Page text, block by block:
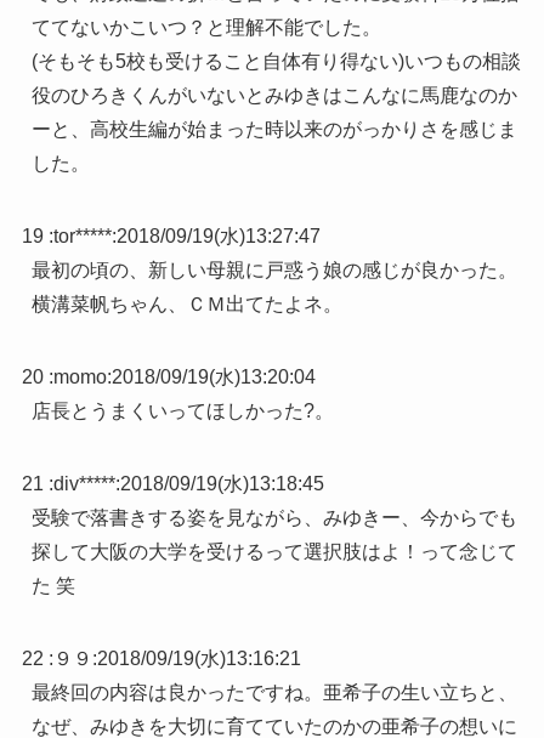
ててないかこいつ？と理解不能でした。
(そもそも5校も受けること自体有り得ない)いつもの相談
役のひろきくんがいないとみゆきはこんなに馬鹿なのか
ーと、高校生編が始まった時以来のがっかりさを感じま
した。
19 :tor*****:2018/09/19(水)13:27:47
最初の頃の、新しい母親に戸惑う娘の感じが良かった。
横溝菜帆ちゃん、ＣＭ出てたよネ。
20 :momo:2018/09/19(水)13:20:04
店長とうまくいってほしかった?。
21 :div*****:2018/09/19(水)13:18:45
受験で落書きする姿を見ながら、みゆきー、今からでも
探して大阪の大学を受けるって選択肢はよ！って念じて
た 笑
22 : ９９ :2018/09/19(水)13:16:21
最終回の内容は良かったですね。亜希子の生い立ちと、
なぜ、みゆきを大切に育てていたのかの亜希子の想いに